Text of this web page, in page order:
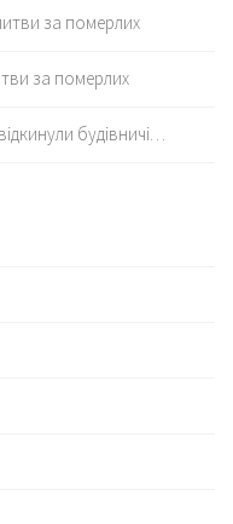
за померлих
за померлих
будівничі…